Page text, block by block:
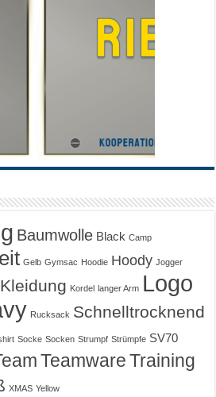
Baumwolle Black Camp
Gelb Gymsac Hoodie Hoody Jogger
Kleidung Kordel langer Arm Logo
Rucksack Schnelltrocknend
Socke Socken Strumpf Strümpfe SV70
Teamware Training
XMAS Yellow